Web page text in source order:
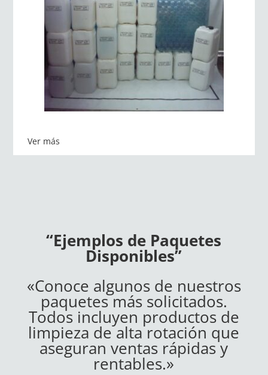
Ver más
“Ejemplos de Paquetes
Disponibles”
«Conoce algunos de nuestros
paquetes más solicitados.
Todos incluyen productos de
limpieza de alta rotación que
aseguran ventas rápidas y
rentables.»